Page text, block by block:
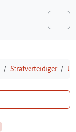
Strafverteidiger